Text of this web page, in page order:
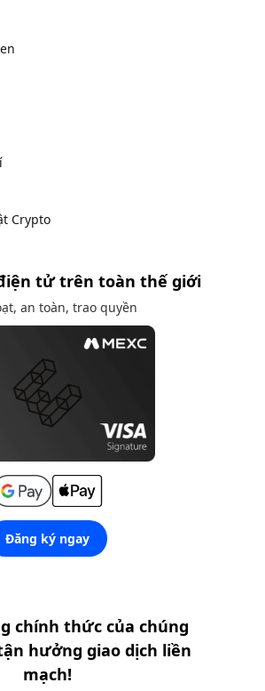
Crypto
tử trên toàn thế giới
an toàn, trao quyền
Đăng ký ngay
chính thức của chúng
hưởng giao dịch liền
mạch!